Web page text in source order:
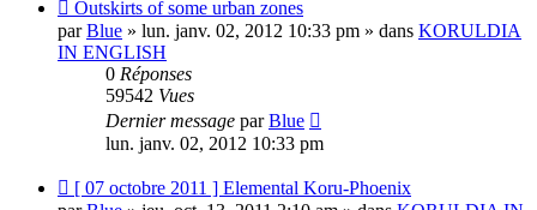
message
Outskirts of some urban zones
parBlue » lun. janv. 02, 2012 10:33 pm » dans KORULDIA
IN ENGLISH
0 Réponses
59542 Vues
Dernier message parBlue
lun. janv. 02, 2012 10:33 pm
Nouveau
message
[ 07 octobre 2011 ] Elemental Koru-Phoenix